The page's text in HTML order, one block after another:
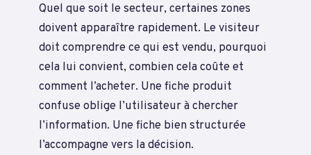
Quel que soit le secteur, certaines zones
doivent apparaître rapidement. Le visiteur
doit comprendre ce qui est vendu, pourquoi
cela lui convient, combien cela coûte et
comment l’acheter. Une fiche produit
confuse oblige l’utilisateur à chercher
l’information. Une fiche bien structurée
l’accompagne vers la décision.